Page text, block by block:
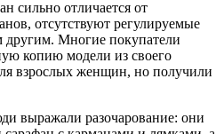
сильно отличается от
отсутствуют регулируемые
другим. Многие покупатели
копию модели из своего
взрослых женщин, но получили
выражали разочарование: они